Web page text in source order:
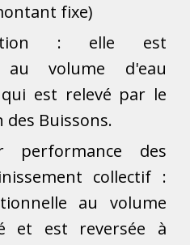
fixe)
: elle est
au volume d'eau
est relevé par le
des Buissons.
performance des
collectif :
au volume
et est reversée à